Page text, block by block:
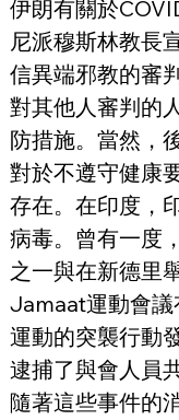
伊朗有關於
尼派穆斯林教長
信異端邪教的審
對其他人審判的
防措施。當然，
對於不遵守健康
存在。在印度，
病毒。曾有一度
之一與在新德里
Jamaat運動會議
運動的突襲行動
逮捕了與會人員
隨著這些事件的